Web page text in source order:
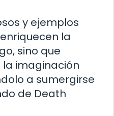
y ejemplos
la
sino que
imaginación
a sumergirse
de Death